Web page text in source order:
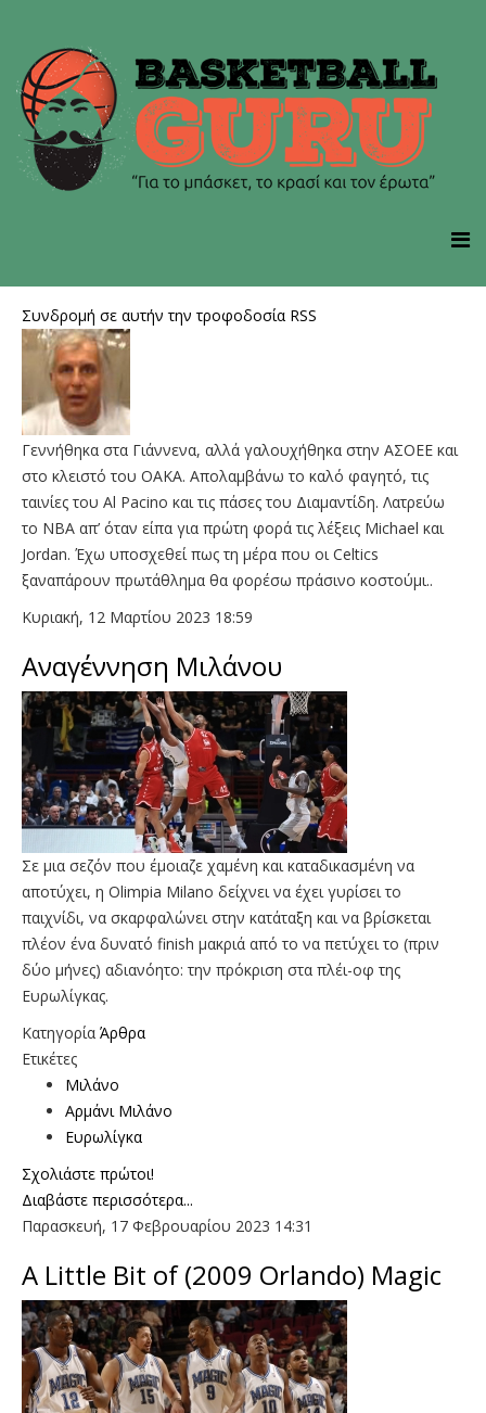
Συνδρομή σε αυτήν την τροφοδοσία RSS
Γεννήθηκα στα Γιάννενα, αλλά γαλουχήθηκα στην ΑΣΟΕΕ και
στο κλειστό του ΟΑΚΑ. Απολαμβάνω το καλό φαγητό, τις
ταινίες του Al Pacino και τις πάσες του Διαμαντίδη. Λατρεύω
το NBA απ’ όταν είπα για πρώτη φορά τις λέξεις Michael και
Jordan. Έχω υποσχεθεί πως τη μέρα που οι Celtics
ξαναπάρουν πρωτάθλημα θα φορέσω πράσινο κοστούμι..
Κυριακή, 12 Μαρτίου 2023 18:59
Αναγέννηση Μιλάνου
Σε μια σεζόν που έμοιαζε χαμένη και καταδικασμένη να
αποτύχει, η Olimpia Milano δείχνει να έχει γυρίσει το
παιχνίδι, να σκαρφαλώνει στην κατάταξη και να βρίσκεται
πλέον ένα δυνατό finish μακριά από το να πετύχει το (πριν
δύο μήνες) αδιανόητο: την πρόκριση στα πλέι-οφ της
Ευρωλίγκας.
Κατηγορία Άρθρα
Ετικέτες
Μιλάνο
Αρμάνι Μιλάνο
Ευρωλίγκα
Σχολιάστε πρώτοι!
Διαβάστε περισσότερα...
Παρασκευή, 17 Φεβρουαρίου 2023 14:31
A Little Bit of (2009 Orlando) Magic